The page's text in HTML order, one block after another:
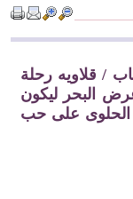
/ قلاويه رحلة
البحر ليكون
الحلوى على حب